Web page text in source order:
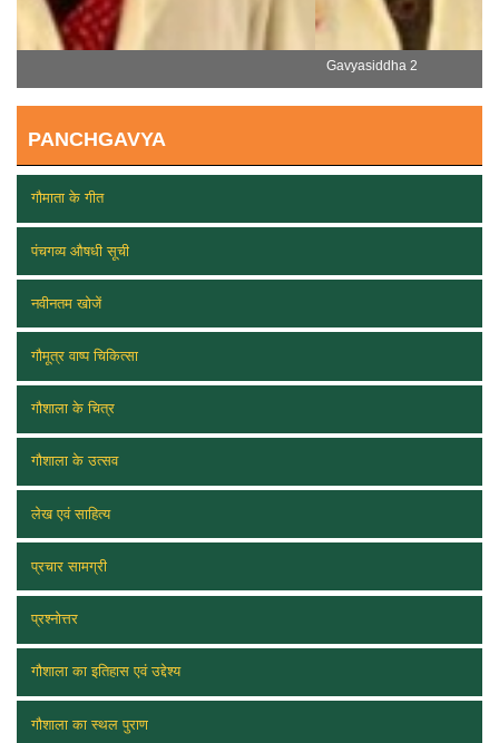
PANCHGAVYA
गौमाता के गीत
पंचगव्य औषधी सूची
नवीनतम खोजें
गौमूत्र वाष्प चिकित्सा
गौशाला के चित्र
गौशाला के उत्सव
लेख एवं साहित्य
प्रचार सामग्री
प्रश्नोत्तर
गौशाला का इतिहास एवं उद्देश्य
गौशाला का स्थल पुराण